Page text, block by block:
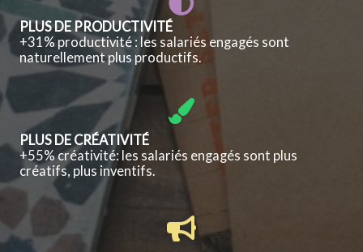
PLUS DE PRODUCTIVITÉ
+31% productivité : les salariés engagés sont
naturellement plus productifs.
PLUS DE CRÉATIVITÉ
+55% créativité: les salariés engagés sont plus
créatifs, plus inventifs.